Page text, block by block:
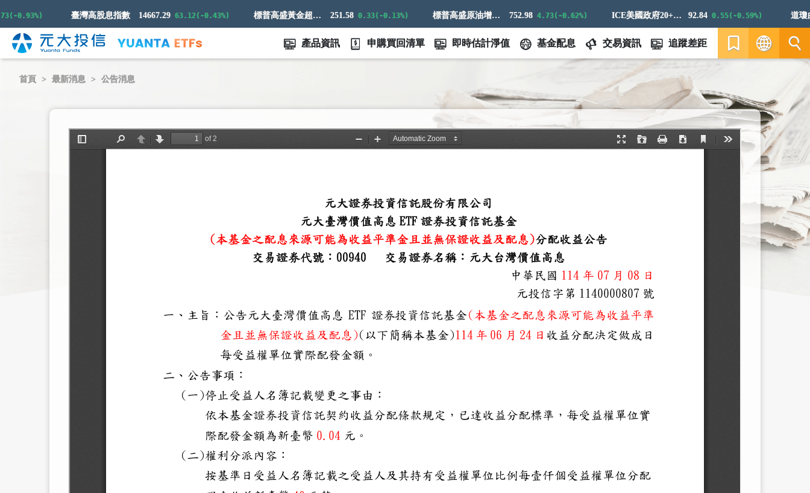
0.93%) 臺灣高股息指數 14667.29 63.12(-0.43%) 標普高盛黃金超額回報指數 251.58 0.33(-0.13%) 標普高盛原油增強超額回報指數 752.98 4.73(-0.62%) ICE美國政府20+年期債券指數 92.84 0.55(-0.59%) 道瓊白
產品資訊 申購買回清單 即時估計淨值 基金配息 交易資訊 追蹤差距
EN
首頁 最新消息 公告消息